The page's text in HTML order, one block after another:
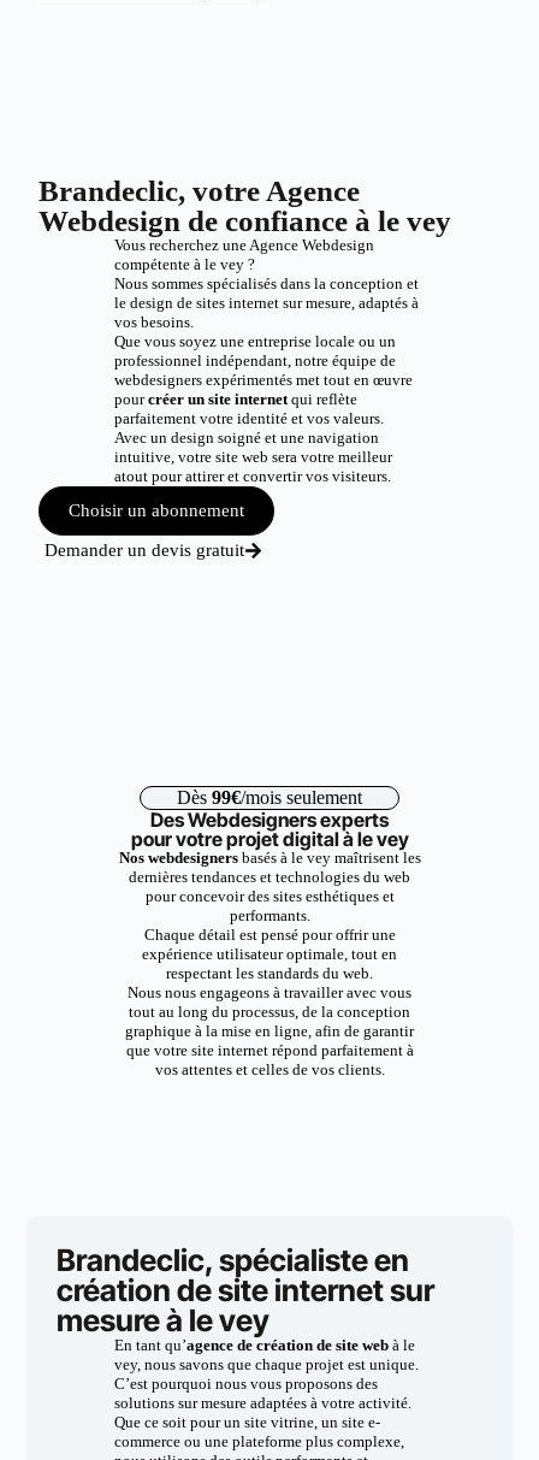
Brandeclic, votre Agence
Webdesign de confiance à le vey
Vous recherchez une Agence Webdesign
compétente à le vey ?
Nous sommes spécialisés dans la conception et
le design de sites internet sur mesure, adaptés à
vos besoins.
Que vous soyez une entreprise locale ou un
professionnel indépendant, notre équipe de
webdesigners expérimentés met tout en œuvre
pourcréer un site internetqui reflète
parfaitement votre identité et vos valeurs.
Avec un design soigné et une navigation
intuitive, votre site web sera votre meilleur
atout pour attirer et convertir vos visiteurs.
Choisir un abonnement
Demander un devis gratuit
Dès 99€/mois seulement
Des Webdesigners experts
pour votre projet digital à le vey
Nos webdesignersbasés à le vey maîtrisent les
dernières tendances et technologies du web
pour concevoir des sites esthétiques et
performants.
Chaque détail est pensé pour offrir une
expérience utilisateur optimale, tout en
respectant les standards du web.
Nous nous engageons à travailler avec vous
tout au long du processus, de la conception
graphique à la mise en ligne, afin de garantir
que votre site internet répond parfaitement à
vos attentes et celles de vos clients.
Brandeclic, spécialiste en
création de site internet sur
mesure à le vey
En tant qu’agence de création de site webà le
vey, nous savons que chaque projet est unique.
C’est pourquoi nous vous proposons des
solutions sur mesure adaptées à votre activité.
Que ce soit pour un site vitrine, un site e-
commerce ou une plateforme plus complexe,